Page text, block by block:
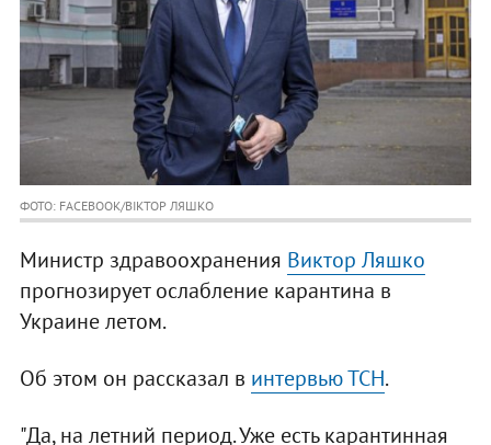
ФОТО: FACEBOOK/ВІКТОР ЛЯШКО
Министр здравоохранения Виктор Ляшко
прогнозирует ослабление карантина в
Украине летом.
Об этом он рассказал в интервью ТСН.
"Да, на летний период. Уже есть карантинная